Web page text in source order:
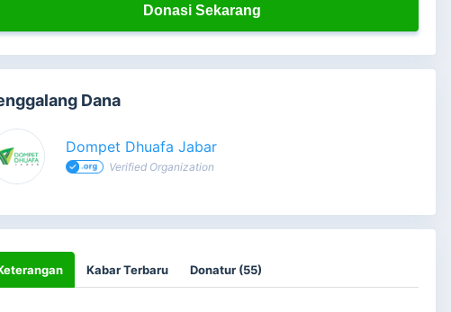
Donasi Sekarang
Dana
Dompet Dhuafa Jabar
Verified Organization
Kabar Terbaru Donatur (55)